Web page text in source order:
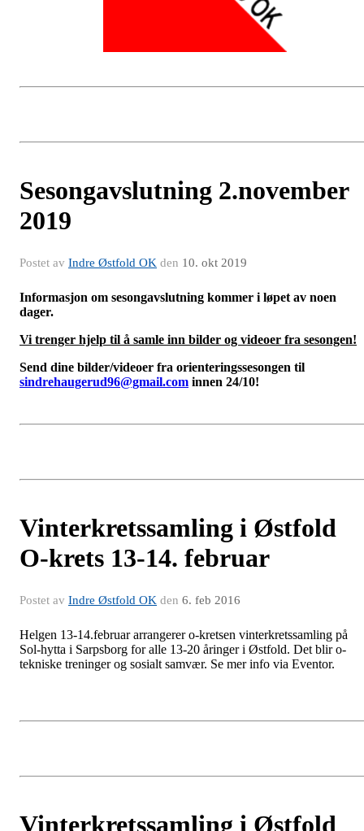
Sesongavslutning 2.november
2019
Postet av Indre Østfold OK den 10. okt 2019
Informasjon om sesongavslutning kommer i løpet av noen
dager.
Vi trenger hjelp til å samle inn bilder og videoer fra sesongen!
Send dine bilder/videoer fra orienteringssesongen til
sindrehaugerud96@gmail.com innen 24/10!
Vinterkretssamling i Østfold
O-krets 13-14. februar
Postet av Indre Østfold OK den 6. feb 2016
Helgen 13-14.februar arrangerer o-kretsen vinterkretssamling på
Sol-hytta i Sarpsborg for alle 13-20 åringer i Østfold. Det blir o-
tekniske treninger og sosialt samvær. Se mer info via Eventor.
Vinterkretssamling i Østfold